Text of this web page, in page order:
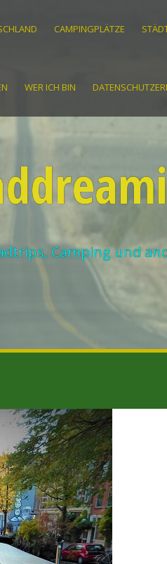
CAMPINGPLÄTZE
WER ICH BIN
Camping und